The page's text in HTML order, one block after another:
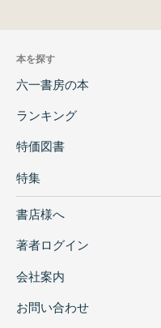
本を探す
六一書房の本
ランキング
特価図書
特集
書店様へ
著者ログイン
会社案内
お問い合わせ